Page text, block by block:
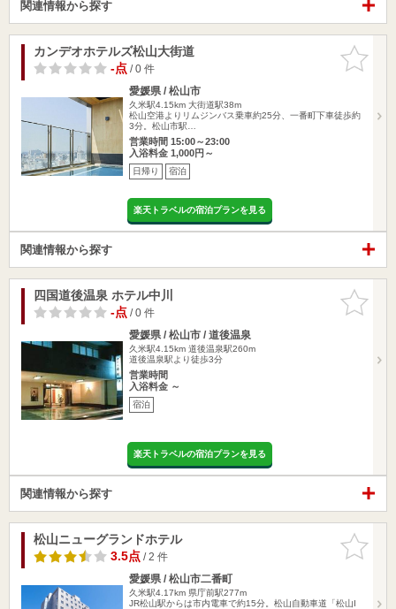
関連情報から探す
お気に入
りに追加
カンデオホテルズ松山大街道
-点/ 0 件
愛媛県 / 松山市
久米駅4.15km 大街道駅38m
松山空港よりリムジンバス乗車約25分、一番町下車徒歩約
3分。松山市駅…
営業時間 15:00～23:00
入浴料金 1,000円～
日帰り 宿泊
楽天トラベルの宿泊プランを見る
関連情報から探す
お気に入
りに追加
四国道後温泉 ホテル中川
-点/ 0 件
愛媛県 / 松山市 / 道後温泉
久米駅4.15km 道後温泉駅260m
道後温泉駅より徒歩3分
営業時間
入浴料金 ～
宿泊
楽天トラベルの宿泊プランを見る
関連情報から探す
お気に入
りに追加
松山ニューグランドホテル
3.5点/ 2 件
愛媛県 / 松山市二番町
久米駅4.17km 県庁前駅277m
JR松山駅からは市内電車で約15分。松山自動車道「松山I